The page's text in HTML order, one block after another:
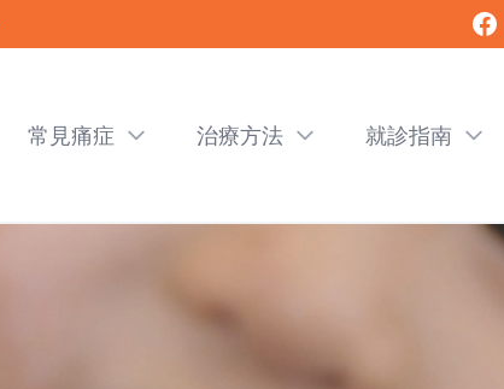
常見痛症 治療方法 就診指南